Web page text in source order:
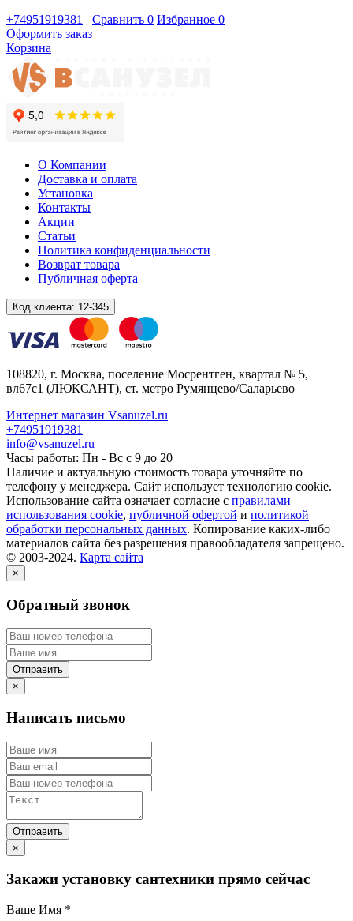
+74951919381
Сравнить 0 Избранное 0
Оформить заказ
Корзина
О Компании
Доставка и оплата
Установка
Контакты
Акции
Статьи
Политика конфиденциальности
Возврат товара
Публичная оферта
Код клиента: 12-345
108820, г. Москва, поселение Мосрентген, квартал № 5,
вл67с1 (ЛЮКСАНТ), ст. метро Румянцево/Саларьево
Интернет магазин Vsanuzel.ru
+74951919381
info@vsanuzel.ru
Часы работы: Пн - Вс с 9 до 20
Наличие и актуальную стоимость товара уточняйте по
телефону у менеджера. Сайт использует технологию cookie.
Использование сайта означает согласие с правилами
использования cookie, публичной офертой и политикой
обработки персональных данных. Копирование каких-либо
материалов сайта без разрешения правообладателя запрещено.
© 2003-2024. Карта сайта
×
Обратный звонок
×
Написать письмо
×
Закажи установку сантехники прямо сейчас
Ваше Имя *